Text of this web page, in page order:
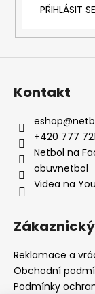
PŘIHLÁSIT SE
Kontakt
eshop@
+420 777
Netbol na
obuvnetbol
Videa na
Reklamace a
Obchodní
Podmínky